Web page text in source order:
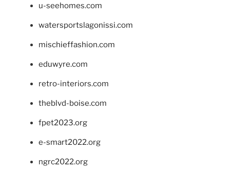
u-seehomes.com
watersportslagonissi.com
mischieffashion.com
eduwyre.com
retro-interiors.com
theblvd-boise.com
fpet2023.org
e-smart2022.org
ngrc2022.org